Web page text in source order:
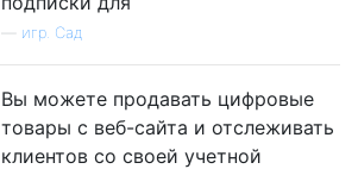
игр. Сад
Вы можете продавать цифровые
товары с веб-сайта и отслеживать
клиентов со своей учетной